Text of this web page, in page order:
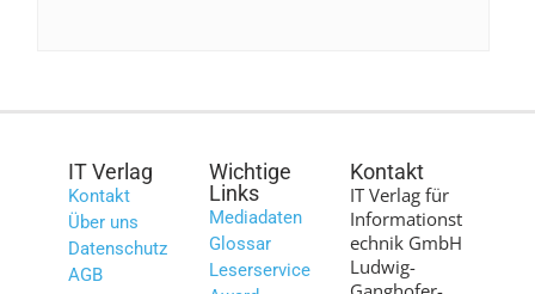
IT Verlag
Kontakt
Über uns
Datenschutz
AGB
Wichtige
Links
Mediadaten
Glossar
Leserservice
Kontakt
IT Verlag für
Informationst
echnik GmbH
Ludwig-